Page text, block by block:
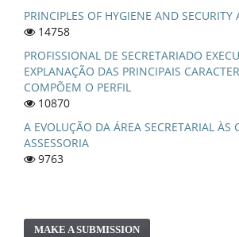
PRINCIPLES OF HYGIENE AND SECURITY
14758
PROFISSIONAL DE SECRETARIADO
EXPLANAÇÃO DAS PRINCIPAIS
COMPÕEM O PERFIL
10870
A EVOLUÇÃO DA ÁREA SECRETARIAL ÀS
ASSESSORIA
9763
MAKE A SUBMISSION